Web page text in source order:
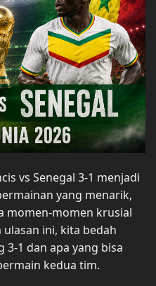
vs Senegal 3-1 menjadi
yang menarik,
momen-momen krusial
ini, kita bedah
3-1 dan apa yang bisa
kedua tim.